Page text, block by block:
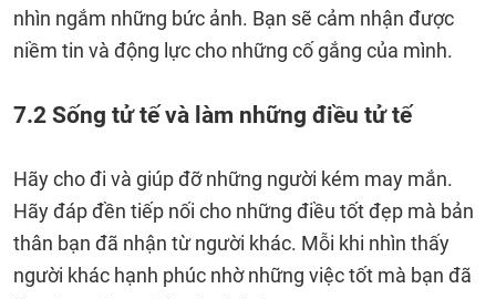
nhìn ngắm những bức ảnh. Bạn sẽ cảm nhận được
niềm tin và động lực cho những cố gắng của mình.
7.2 Sống tử tế và làm những điều tử tế
Hãy cho đi và giúp đỡ những người kém may mắn.
Hãy đáp đền tiếp nối cho những điều tốt đẹp mà bản
thân bạn đã nhận từ người khác. Mỗi khi nhìn thấy
người khác hạnh phúc nhờ những việc tốt mà bạn đã